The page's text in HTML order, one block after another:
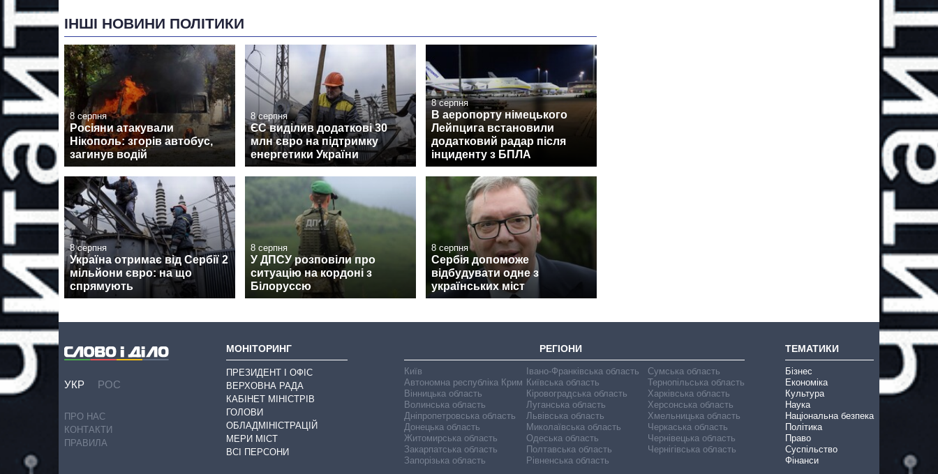
ІНШІ НОВИНИ ПОЛІТИКИ
8 серпня
Росіяни атакували
Нікополь: згорів автобус,
загинув водій
8 серпня
ЄС виділив додаткові 30
млн євро на підтримку
енергетики України
8 серпня
В аеропорту німецького
Лейпцига встановили
додатковий радар після
інциденту з БПЛА
8 серпня
Україна отримає від Сербії 2
мільйони євро: на що
спрямують
8 серпня
У ДПСУ розповіли про
ситуацію на кордоні з
Білоруссю
8 серпня
Сербія допоможе
відбудувати одне з
українських міст
УКР РОС
ПРО НАС
КОНТАКТИ
ПРАВИЛА
МОНІТОРИНГ
ПРЕЗИДЕНТ І ОФІС
ВЕРХОВНА РАДА
КАБІНЕТ МІНІСТРІВ
ГОЛОВИ
ОБЛАДМІНІСТРАЦІЙ
МЕРИ МІСТ
ВСІ ПЕРСОНИ
РЕГІОНИ
Київ
Автономна республіка Крим
Вінницька область
Волинська область
Дніпропетровська область
Донецька область
Житомирська область
Закарпатська область
Запорізька область
Івано-Франківська область
Київська область
Кіровоградська область
Луганська область
Львівська область
Миколаївська область
Одеська область
Полтавська область
Рівненська область
Сумська область
Тернопільська область
Харківська область
Херсонська область
Хмельницька область
Черкаська область
Чернівецька область
Чернігівська область
ТЕМАТИКИ
Бізнес
Економіка
Культура
Наука
Національна безпека
Політика
Право
Суспільство
Фінанси